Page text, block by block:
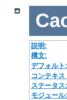
説明:
構文:
デフォルト:
コンテキス
ステータス:
モジュール: